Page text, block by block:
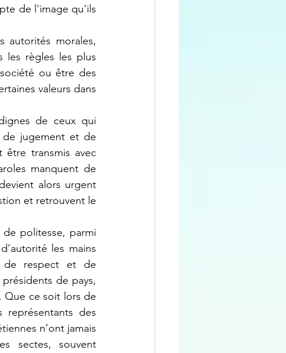
de l'image qu'ils
les règles les plus
ou être des
valeurs dans
de jugement et de
être transmis avec
manquent de
alors urgent
et retrouvent le
les mains
de respect et de
de pays,
Que ce soit lors de
des
n’ont jamais
sectes, souvent